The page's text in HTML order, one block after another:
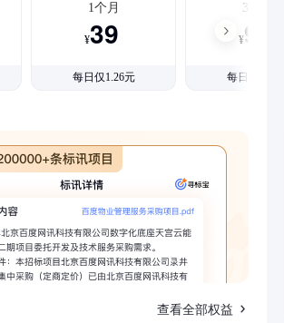
1个月
¥39
每日仅1.26元
3个月
¥99
每日仅1.08元
查看全部权益